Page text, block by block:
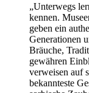
„Unterwegs
kennen.
geben ein
Generationen
Bräuche,
gewähren
verweisen auf
bekannteste